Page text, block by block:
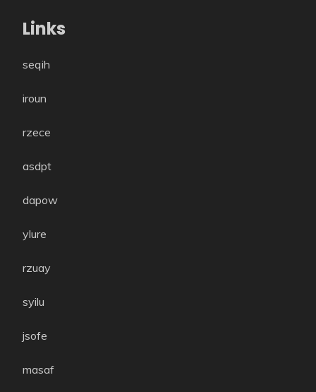
Links
seqih
iroun
rzece
asdpt
dapow
ylure
rzuay
syilu
jsofe
masaf